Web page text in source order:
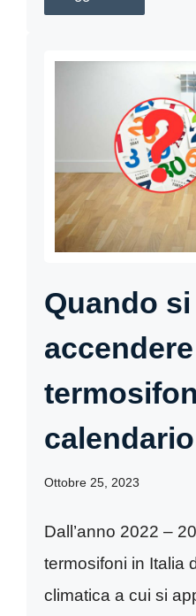
Quando
Ottobre 25, 2023
Dall’anno 2022 –
termosifoni in Italia
climatica a cui si